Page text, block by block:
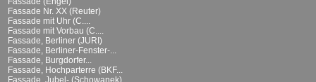
Fassade Nr. XX (Reuter)
Fassade mit Uhr (C....
Fassade mit Vorbau (C....
Fassade, Berliner (JURI)
Fassade, Berliner-Fenster-...
Fassade, Burgdorfer...
Fassade, Hochparterre (BKF...
Fassade, Jubel- (Schowanek)